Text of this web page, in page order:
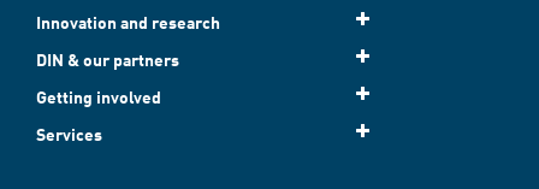
Innovation and research
DIN & our partners
Getting involved
Services